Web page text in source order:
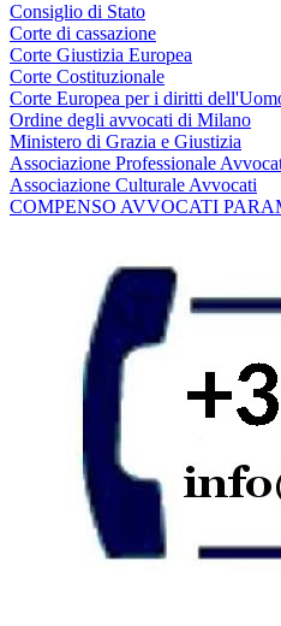
Consiglio di Stato
Corte di cassazione
Corte Giustizia Europea
Corte Costituzionale
Corte Europea per i diritti
Ordine degli avvocati di Milano
Ministero di Grazia e Giustizia
Associazione Professionale
Associazione Culturale Avvocati
COMPENSO AVVOCATI